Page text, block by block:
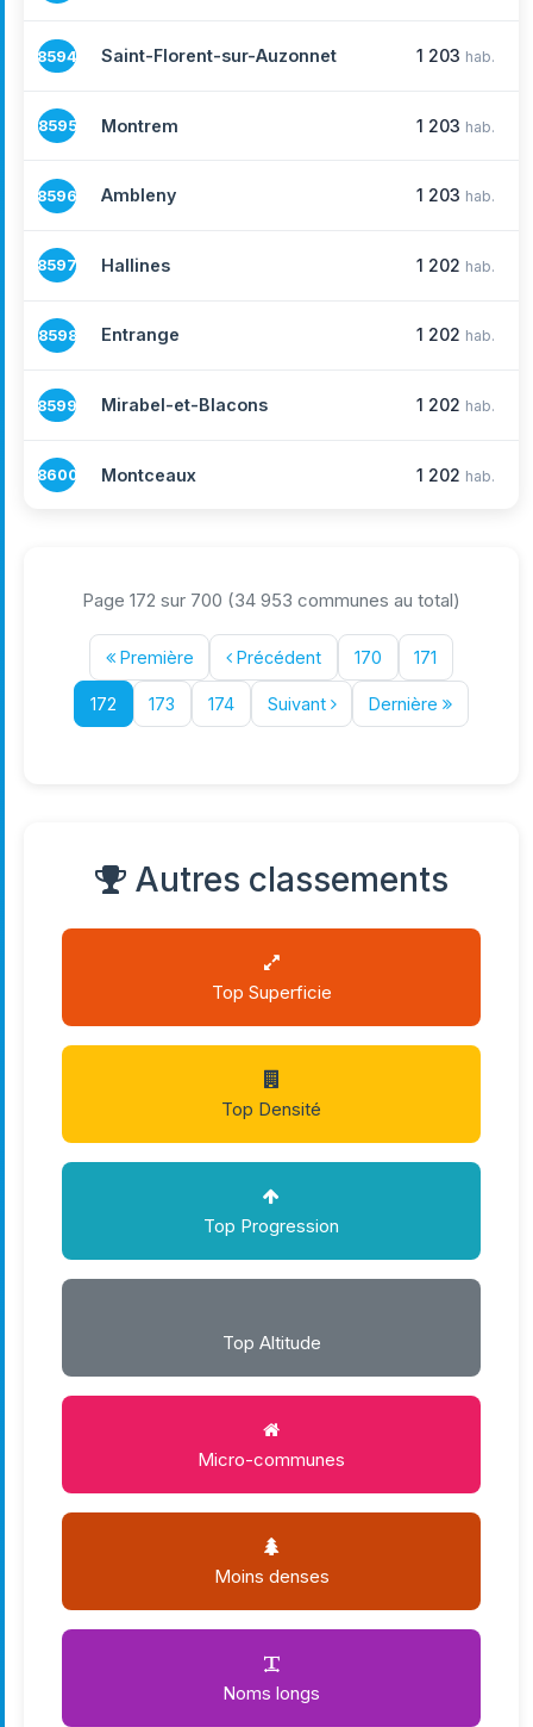
8594 Saint-Florent-sur-Auzonnet 1 203 hab.
8595 Montrem 1 203 hab.
8596 Ambleny 1 203 hab.
8597 Hallines 1 202 hab.
8598 Entrange 1 202 hab.
8599 Mirabel-et-Blacons 1 202 hab.
8600 Montceaux 1 202 hab.
Page 172 sur 700 (34 953 communes au total)
Première Précédent 170 171
172 173 174 Suivant Dernière
Autres classements
Top Superficie
Top Densité
Top Progression
Top Altitude
Micro-communes
Moins denses
Noms longs